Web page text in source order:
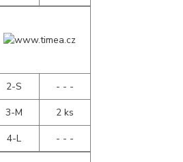
2-S
- - -
3-M
2 ks
4-L
- - -